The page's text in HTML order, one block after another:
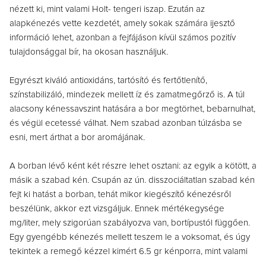
nézett ki, mint valami Holt- tengeri iszap. Ezután az
alapkénezés vette kezdetét, amely sokak számára ijesztő
információ lehet, azonban a fejfájáson kívül számos pozitív
tulajdonsággal bír, ha okosan használjuk.
Egyrészt kiváló antioxidáns, tartósító és fertőtlenítő,
színstabilizáló, mindezek mellett íz és zamatmegőrző is. A túl
alacsony kénessavszint hatására a bor megtörhet, bebarnulhat,
és végül ecetessé válhat. Nem szabad azonban túlzásba se
esni, mert árthat a bor aromájának.
A borban lévő ként két részre lehet osztani: az egyik a kötött, a
másik a szabad kén. Csupán az ún. disszociáltatlan szabad kén
fejt ki hatást a borban, tehát mikor kiegészítő kénezésről
beszélünk, akkor ezt vizsgáljuk. Ennek mértékegysége
mg/liter, mely szigorúan szabályozva van, bortípustól függően.
Egy gyengébb kénezés mellett teszem le a voksomat, és úgy
tekintek a remegő kézzel kimért 6.5 gr kénporra, mint valami